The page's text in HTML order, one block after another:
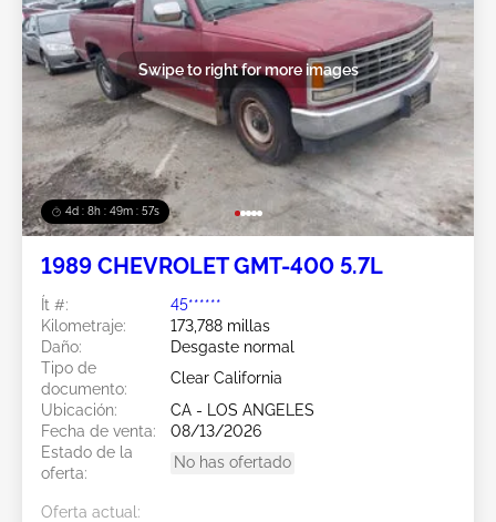
4d : 8h : 49m : 54s
Swipe to right for more images
1989 CHEVROLET GMT-400 5.7L
Ít #:
45******
Kilometraje:
173,788 millas
Daño:
Desgaste normal
Tipo de
documento:
Clear California
Ubicación:
CA - LOS ANGELES
Fecha de venta:
08/13/2026
Estado de la
oferta:
No has ofertado
Oferta actual: